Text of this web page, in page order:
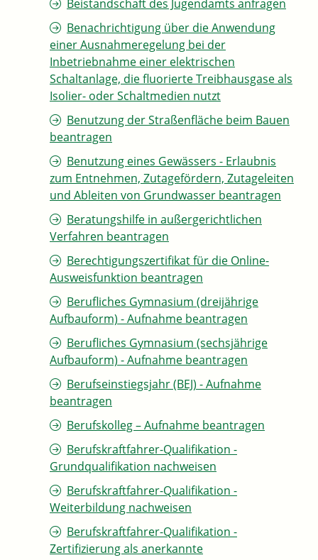
Beistandschaft des Jugendamts anfragen
Benachrichtigung über die Anwendung
einer Ausnahmeregelung bei der
Inbetriebnahme einer elektrischen
Schaltanlage, die fluorierte Treibhausgase als
Isolier- oder Schaltmedien nutzt
Benutzung der Straßenfläche beim Bauen
beantragen
Benutzung eines Gewässers - Erlaubnis
zum Entnehmen, Zutagefördern, Zutageleiten
und Ableiten von Grundwasser beantragen
Beratungshilfe in außergerichtlichen
Verfahren beantragen
Berechtigungszertifikat für die Online-
Ausweisfunktion beantragen
Berufliches Gymnasium (dreijährige
Aufbauform) - Aufnahme beantragen
Berufliches Gymnasium (sechsjährige
Aufbauform) - Aufnahme beantragen
Berufseinstiegsjahr (BEJ) - Aufnahme
beantragen
Berufskolleg – Aufnahme beantragen
Berufskraftfahrer-Qualifikation -
Grundqualifikation nachweisen
Berufskraftfahrer-Qualifikation -
Weiterbildung nachweisen
Berufskraftfahrer-Qualifikation -
Zertifizierung als anerkannte